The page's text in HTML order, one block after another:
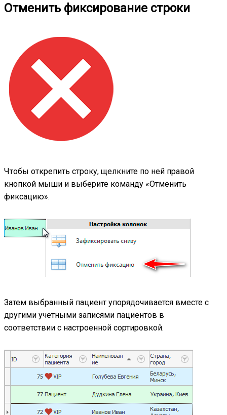
Отменить фиксирование строки
Чтобы открепить строку, щелкните по ней правой
кнопкой мыши и выберите команду «Отменить
фиксацию».
Затем выбранный пациент упорядочивается вместе с
другими учетными записями пациентов в
соответствии с настроенной сортировкой.